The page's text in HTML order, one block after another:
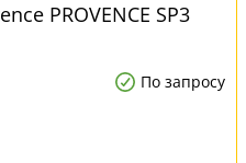
PROVENCE SP3
По запросу